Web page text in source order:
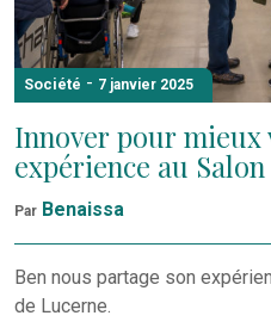
Société - 7 janvier 2025
Innover pour mieux
expérience au
Par Benaissa
Ben nous partage son
de Lucerne.